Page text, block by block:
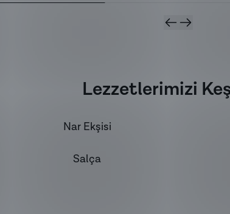
Lezzetlerimizi
Nar Ekşisi
Salça